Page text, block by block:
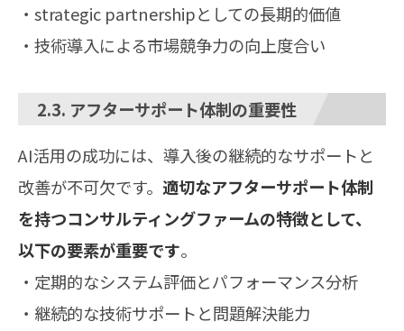
・strategic partnershipとしての長期的価値
・技術導入による市場競争力の向上度合い
2.3. アフターサポート体制の重要性
AI活用の成功には、導入後の継続的なサポートと
改善が不可欠です。 適切なアフターサポート体制
を持つコンサルティングファームの特徴として、
以下の要素が重要です。
・定期的なシステム評価とパフォーマンス分析
・継続的な技術サポートと問題解決能力